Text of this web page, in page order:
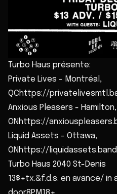
Turbo Haus présente:
Private Lives - Montréal,
QChttps://
Anxious Pleasers - Hamilton,
ONhttps://
Liquid Assets - Ottawa,
ONhttps://
Turbo Haus 2040 St-Denis
13$+tx.&f.d.s. en avance/